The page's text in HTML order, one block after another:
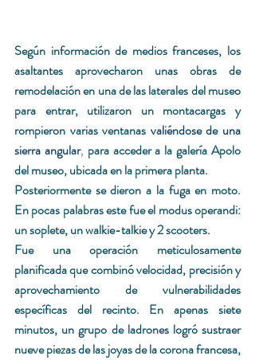
Según información de medios franceses, los
asaltantes aprovecharon unas obras de
remodelación en una de las laterales del museo
para entrar, utilizaron un montacargas y
rompieron varias ventanas valiéndose de una
sierra angular, para acceder a la galería Apolo
del museo, ubicada en la primera planta.
Posteriormente se dieron a la fuga en moto.
En pocas palabras este fue el modus operandi:
un soplete, un walkie-talkie y 2 scooters.
Fue una operación meticulosamente
planificada que combinó velocidad, precisión y
aprovechamiento de vulnerabilidades
específicas del recinto. En apenas siete
minutos, un grupo de ladrones logró sustraer
nueve piezas de las joyas de la corona francesa,